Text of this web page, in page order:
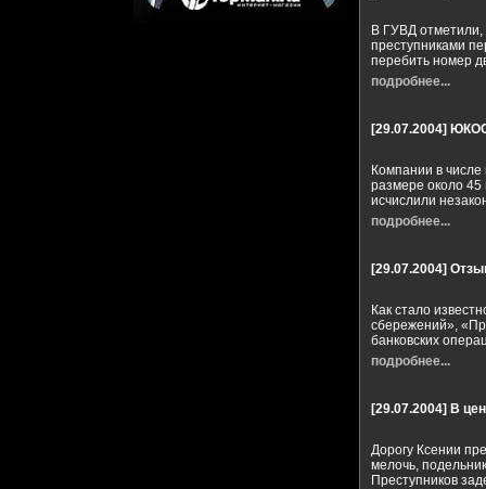
В ГУВД
преступниками
перебить номер
подробнее...
[29.07.2004]
Компании в
размере около 45
исчислили
подробнее...
[29.07.2004]
Как стало
сбережений»,
банковских
подробнее...
[29.07.2004] В
Дорогу Ксении
мелочь,
Преступников